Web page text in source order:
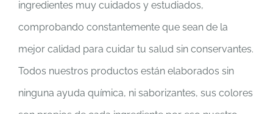
ingredientes muy cuidados y estudiados,
comprobando constantemente que sean de la
mejor calidad para cuidar tu salud sin conservantes.
Todos nuestros productos están elaborados sin
ninguna ayuda química, ni saborizantes, sus colores